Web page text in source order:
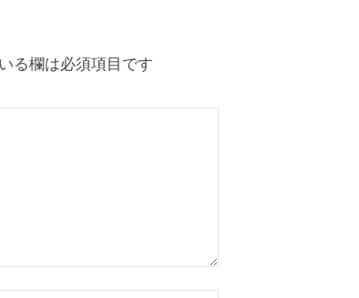
る欄は必須項目です